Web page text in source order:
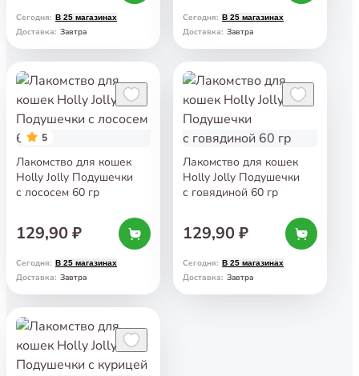
Сегодня: В 25 магазинах
Доставка: Завтра
Сегодня: В 25 магазинах
Доставка: Завтра
5
Лакомство для кошек
Holly Jolly Подушечки
с лососем 60 гр
129,90 ₽
Сегодня: В 25 магазинах
Доставка: Завтра
Лакомство для кошек
Holly Jolly Подушечки
с говядиной 60 гр
129,90 ₽
Сегодня: В 25 магазинах
Доставка: Завтра